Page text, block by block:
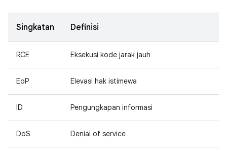
Singkatan Definisi
RCE Eksekusi kode jarak jauh
EoP Elevasi hak istimewa
ID Pengungkapan informasi
DoS Denial of service